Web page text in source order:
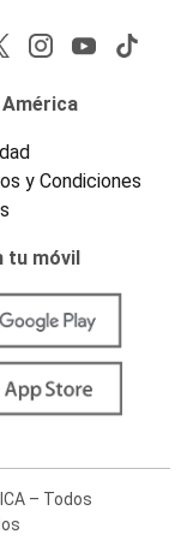
y Condiciones
tu móvil
– Todos